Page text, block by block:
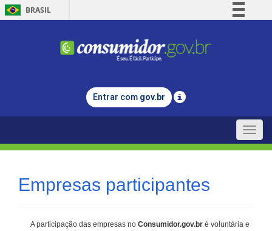
BRASIL
Comunica BR
Legislação
Entrar com gov.br
Toggle
Empresas participantes
A participação das empresas no Consumidor.gov.br é voluntária e